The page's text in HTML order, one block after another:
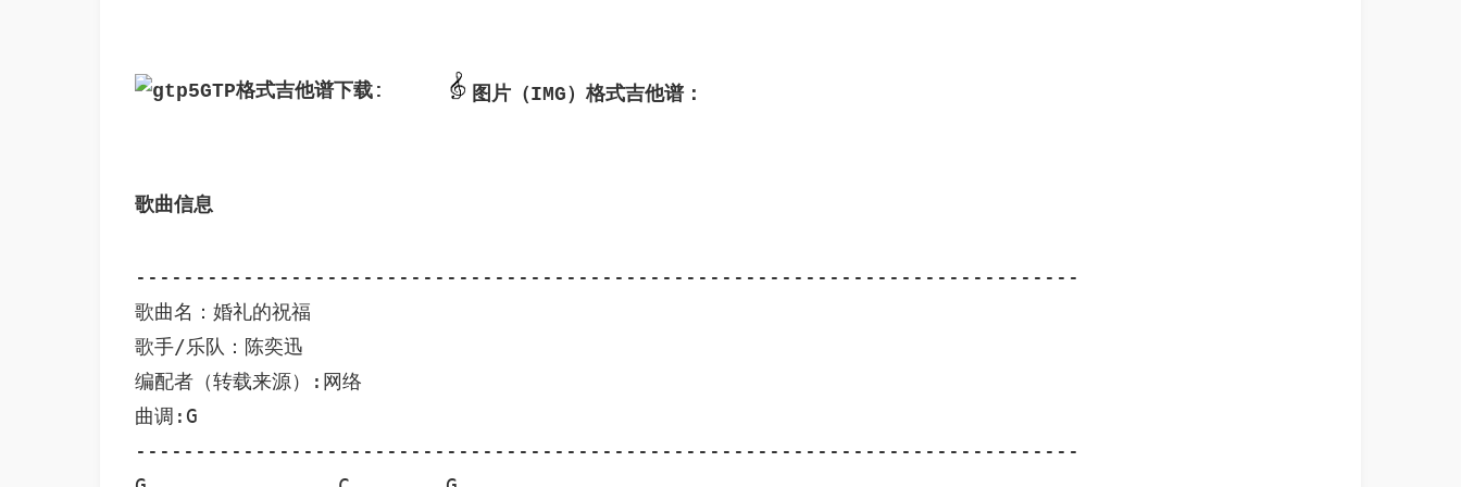
GTP格式吉他谱下载: 图片（IMG）格式吉他谱：
歌曲信息
-------------------------------------------------------------------------------
歌曲名：婚礼的祝福
歌手/乐队：陈奕迅
编配者（转载来源）:网络
曲调:G
-------------------------------------------------------------------------------